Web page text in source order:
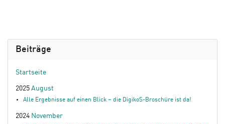
Beiträge
Startseite
2025 August
Alle Ergebnisse auf einen Blick – die DigikoS-Broschüre ist da!
2024 November